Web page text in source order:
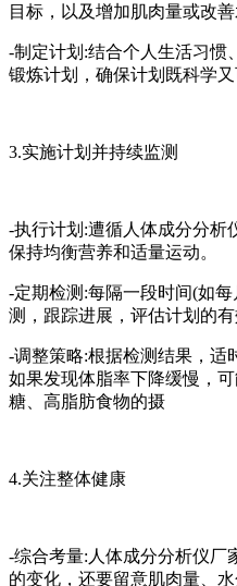
目标，以及增加肌肉量或改
-制定计划:结合个人生活习惯
锻炼计划，确保计划既科学又
3.实施计划并持续监测
-执行计划:遭循人体成分分析
保持均衡营养和适量运动。
-定期检测:每隔一段时间(如
测，跟踪进展，评估计划的有
-调整策略:根据检测结果，适
如果发现体脂率下降缓慢，
糖、高脂肪食物的摄
4.关注整体健康
-综合考量:人体成分分析仪厂
的变化，还要留意肌肉量、